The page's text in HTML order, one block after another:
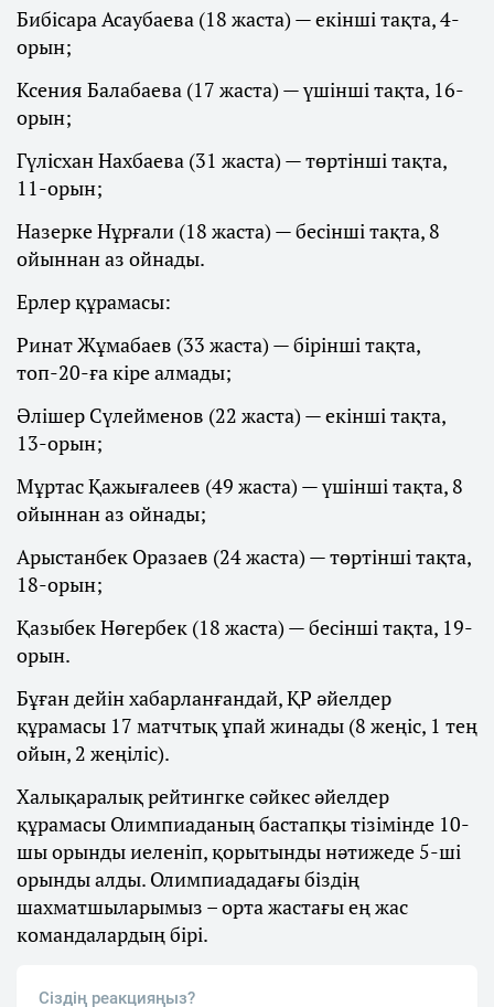
Бибісара Асаубаева (18 жаста) — екінші тақта, 4-
орын;
Ксения Балабаева (17 жаста) — үшінші тақта, 16-
орын;
Гүлісхан Нахбаева (31 жаста) — төртінші тақта,
11-орын;
Назерке Нұрғали (18 жаста) — бесінші тақта, 8
ойыннан аз ойнады.
Ерлер құрамасы:
Ринат Жұмабаев (33 жаста) — бірінші тақта,
топ-20-ға кіре алмады;
Әлішер Сүлейменов (22 жаста) — екінші тақта,
13-орын;
Мұртас Қажығалеев (49 жаста) — үшінші тақта, 8
ойыннан аз ойнады;
Арыстанбек Оразаев (24 жаста) — төртінші тақта,
18-орын;
Қазыбек Нөгербек (18 жаста) — бесінші тақта, 19-
орын.
Бұған дейін хабарланғандай, ҚР әйелдер
құрамасы 17 матчтық ұпай жинады (8 жеңіс, 1 тең
ойын, 2 жеңіліс).
Халықаралық рейтингке сәйкес әйелдер
құрамасы Олимпиаданың бастапқы тізімінде 10-
шы орынды иеленіп, қорытынды нәтижеде 5-ші
орынды алды. Олимпиададағы біздің
шахматшыларымыз – орта жастағы ең жас
командалардың бірі.
Сіздің реакцияңыз?